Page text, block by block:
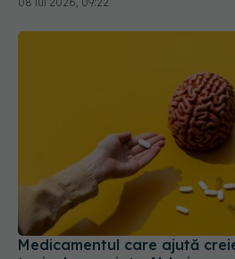
Medicamentul care ajută